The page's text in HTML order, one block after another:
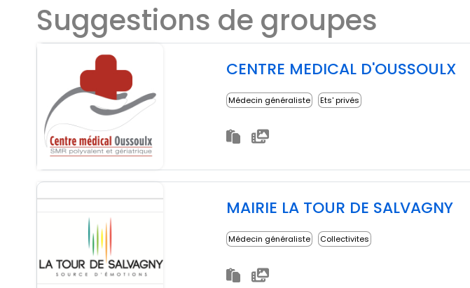
Suggestions de groupes
CENTRE MEDICAL D'OUSSOULX
Médecin généraliste Ets' privés
MAIRIE LA TOUR DE SALVAGNY
Médecin généraliste Collectivites